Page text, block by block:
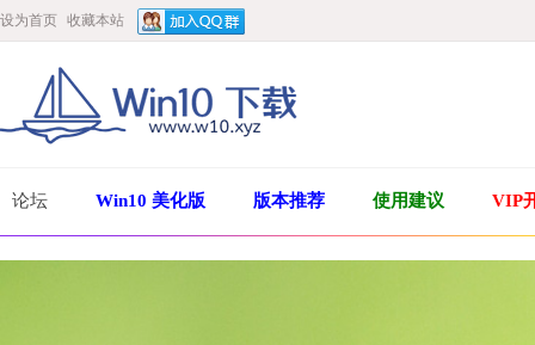
设为首页 收藏本站
论坛 Win10 美化版 版本推荐 使用建议 VIP